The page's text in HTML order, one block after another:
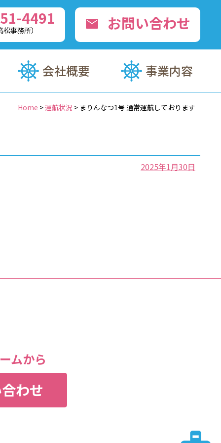
4491
事務所） mail お問い合わせ
会社概要 事業内容
Home >運航状況 > まりんなつ1号 通常運航しております
2025年1月30日
ムから
わせ